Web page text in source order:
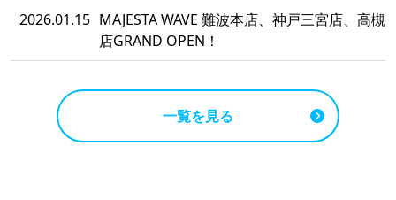
2026.01.15 MAJESTA WAVE 難波本店、神戸三宮店、高槻
店GRAND OPEN！
一覧を見る